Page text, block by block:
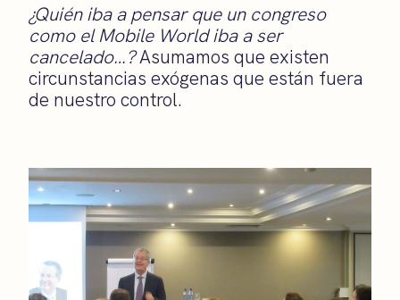
¿Quién iba a pensar que un congreso
como el Mobile World iba a ser
cancelado…?Asumamos que existen
circunstancias exógenas que están fuera
de nuestro control.